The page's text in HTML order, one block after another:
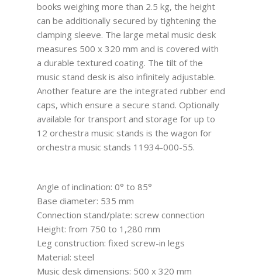
books weighing more than 2.5 kg, the height
can be additionally secured by tightening the
clamping sleeve. The large metal music desk
measures 500 x 320 mm and is covered with
a durable textured coating. The tilt of the
music stand desk is also infinitely adjustable.
Another feature are the integrated rubber end
caps, which ensure a secure stand. Optionally
available for transport and storage for up to
12 orchestra music stands is the wagon for
orchestra music stands 11934-000-55.
Angle of inclination: 0° to 85°
Base diameter: 535 mm
Connection stand/plate: screw connection
Height: from 750 to 1,280 mm
Leg construction: fixed screw-in legs
Material: steel
Music desk dimensions: 500 x 320 mm